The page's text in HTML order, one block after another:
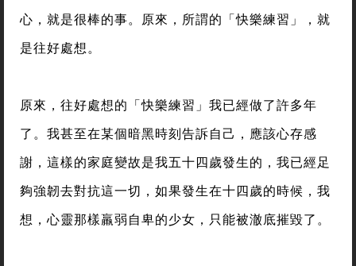
心，就是很棒的事。原來，所謂的「快樂練習」，就
是往好處想。
原來，往好處想的「快樂練習」我已經做了許多年
了。我甚至在某個暗黑時刻告訴自己，應該心存感
謝，這樣的家庭變故是我五十四歲發生的，我已經足
夠強韌去對抗這一切，如果發生在十四歲的時候，我
想，心靈那樣羸弱自卑的少女，只能被澈底摧毀了。